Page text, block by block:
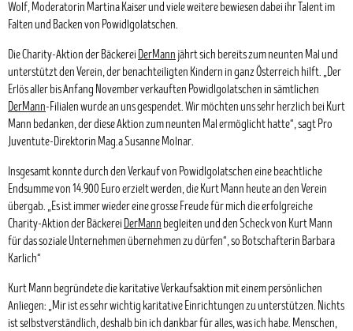
Wolf, Moderatorin Martina Kaiser und viele weitere bewiesen dabei ihr Talent im
Falten und Backen von Powidlgolatschen.
Die Charity-Aktion der Bäckerei DerMann jährt sich bereits zum neunten Mal und
unterstützt den Verein, der benachteiligten Kindern in ganz Österreich hilft. „Der
Erlös aller bis Anfang November verkauften Powidlgolatschen in sämtlichen
DerMann-Filialen wurde an uns gespendet. Wir möchten uns sehr herzlich bei Kurt
Mann bedanken, der diese Aktion zum neunten Mal ermöglicht hatte“, sagt Pro
Juventute-Direktorin Mag.aSusanne Molnar.
Insgesamt konnte durch den Verkauf von Powidlgolatschen eine beachtliche
Endsumme von 14.900 Euro erzielt werden, die Kurt Mann heute an den Verein
übergab. „Es ist immer wieder eine grosse Freude für mich die erfolgreiche
Charity-Aktion der Bäckerei DerMann begleiten und den Scheck von Kurt Mann
für das soziale Unternehmen übernehmen zu dürfen“, so Botschafterin Barbara
Karlich“
Kurt Mann begründete die karitative Verkaufsaktion mit einem persönlichen
Anliegen: „Mir ist es sehr wichtig karitative Einrichtungen zu unterstützen. Nichts
ist selbstverständlich, deshalb bin ich dankbar für alles, was ich habe. Menschen,